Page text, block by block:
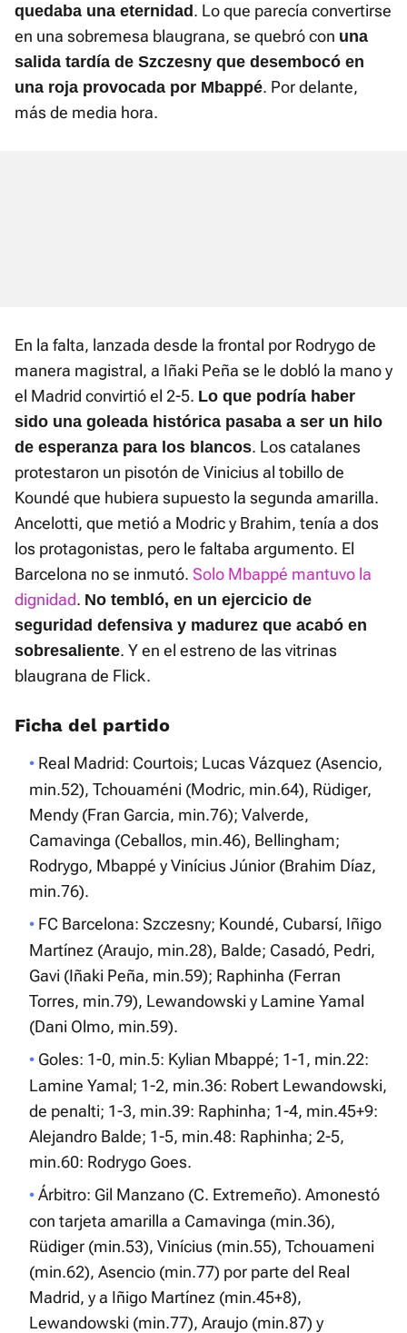
quedaba una eternidad . Lo que parecía convertirse
en una sobremesa blaugrana, se quebró con una
salida tardía de Szczesny que desembocó en
una roja provocada por Mbappé. Por delante,
más de media hora.
En la falta, lanzada desde la frontal por Rodrygo de
manera magistral, a Iñaki Peña se le dobló la mano y
el Madrid convirtió el 2-5. Lo que podría haber
sido una goleada histórica pasaba a ser un hilo
de esperanza para los blancos. Los catalanes
protestaron un pisotón de Vinicius al tobillo de
Koundé que hubiera supuesto la segunda amarilla.
Ancelotti, que metió a Modric y Brahim, tenía a dos
los protagonistas, pero le faltaba argumento. El
Barcelona no se inmutó. Solo Mbappé mantuvo la
dignidad. No tembló, en un ejercicio de
seguridad defensiva y madurez que acabó en
sobresaliente. Y en el estreno de las vitrinas
blaugrana de Flick.
Ficha del partido
Real Madrid: Courtois; Lucas Vázquez (Asencio,
min.52), Tchouaméni (Modric, min.64), Rüdiger,
Mendy (Fran Garcia, min.76); Valverde,
Camavinga (Ceballos, min.46), Bellingham;
Rodrygo, Mbappé y Vinícius Júnior (Brahim Díaz,
min.76).
FC Barcelona: Szczesny; Koundé, Cubarsí, Iñigo
Martínez (Araujo, min.28), Balde; Casadó, Pedri,
Gavi (Iñaki Peña, min.59); Raphinha (Ferran
Torres, min.79), Lewandowski y Lamine Yamal
(Dani Olmo, min.59).
Goles: 1-0, min.5: Kylian Mbappé; 1-1, min.22:
Lamine Yamal; 1-2, min.36: Robert Lewandowski,
de penalti; 1-3, min.39: Raphinha; 1-4, min.45+9:
Alejandro Balde; 1-5, min.48: Raphinha; 2-5,
min.60: Rodrygo Goes.
Árbitro: Gil Manzano (C. Extremeño). Amonestó
con tarjeta amarilla a Camavinga (min.36),
Rüdiger (min.53), Vinícius (min.55), Tchouameni
(min.62), Asencio (min.77) por parte del Real
Madrid, y a Iñigo Martínez (min.45+8),
Lewandowski (min.77), Araujo (min.87) y